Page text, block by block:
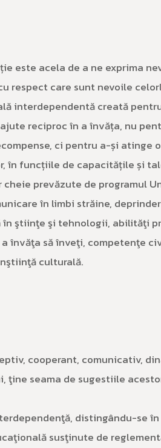
este acela de a ne exprima
respect care sunt nevoile
interdependentă creată
reciproc în a învăța, nu
ci pentru a-și atinge
în funcțiile de capacitățile și
prevăzute de programul
în limbi străine,
în ştiinţe şi tehnologii, abilităţi
învăţa să înveţi, competenţe
culturală.
cooperant, comunicativ,
seama de sugestiile
distingându-se
susţinute de